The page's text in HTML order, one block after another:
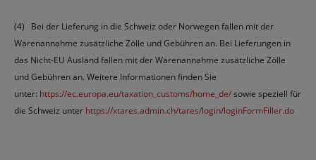
(4) Bei der Lieferung in die Schweiz oder Norwegen fallen mit der
Warenannahme zusätzliche Zölle und Gebühren an. Bei Lieferungen in
das Nicht-EU Ausland fallen mit der Warenannahme zusätzliche Zölle
und Gebühren an. Weitere Informationen finden Sie
unter: https://ec.europa.eu/taxation_customs/home_de/sowie speziell für
die Schweiz unter https://xtares.admin.ch/tares/login/loginFormFiller.do